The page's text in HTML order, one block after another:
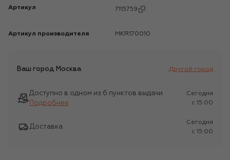
Артикул 7115759
Артикул производителя MKR170010
Ваш город Москва Другой город
Доступно в одном из 6 пунктов выдачи
Подробнее
Сегодня
c 15:00
Доставка
Сегодня
c 15:00